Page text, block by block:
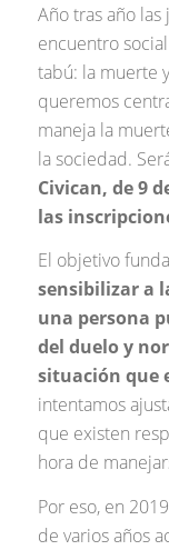
Año tras año
encuentro
tabú: la muerte
queremos
maneja la
la sociedad.
Civican, de 9
las
El objetivo
sensibilizar a
una persona
del duelo y
situación que
intentamos
que existen
hora de
Por eso, en
de varios años